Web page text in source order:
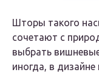
Шторы такого
сочетают с
выбрать
иногда, в